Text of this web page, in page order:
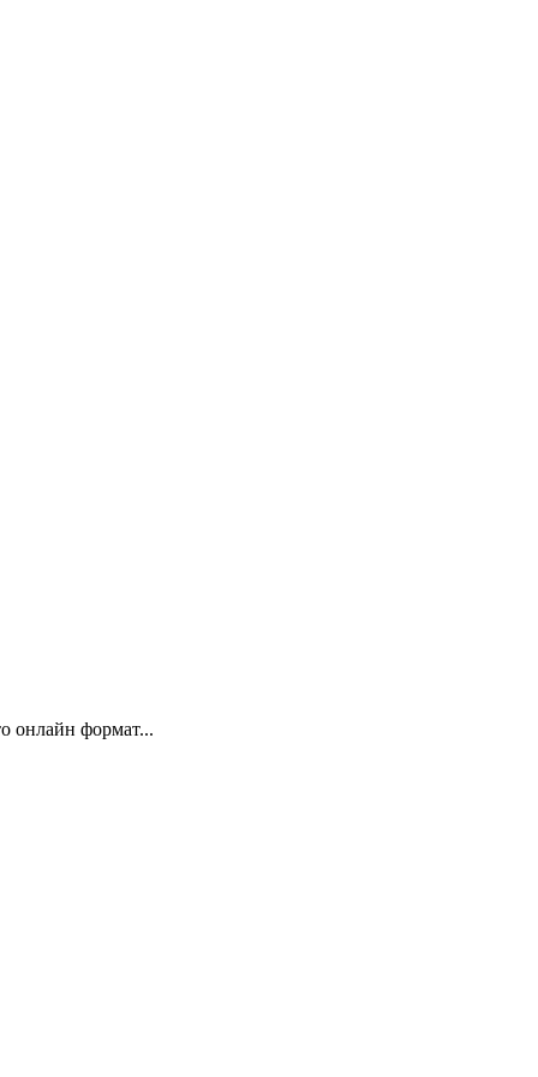
онлайн формат...